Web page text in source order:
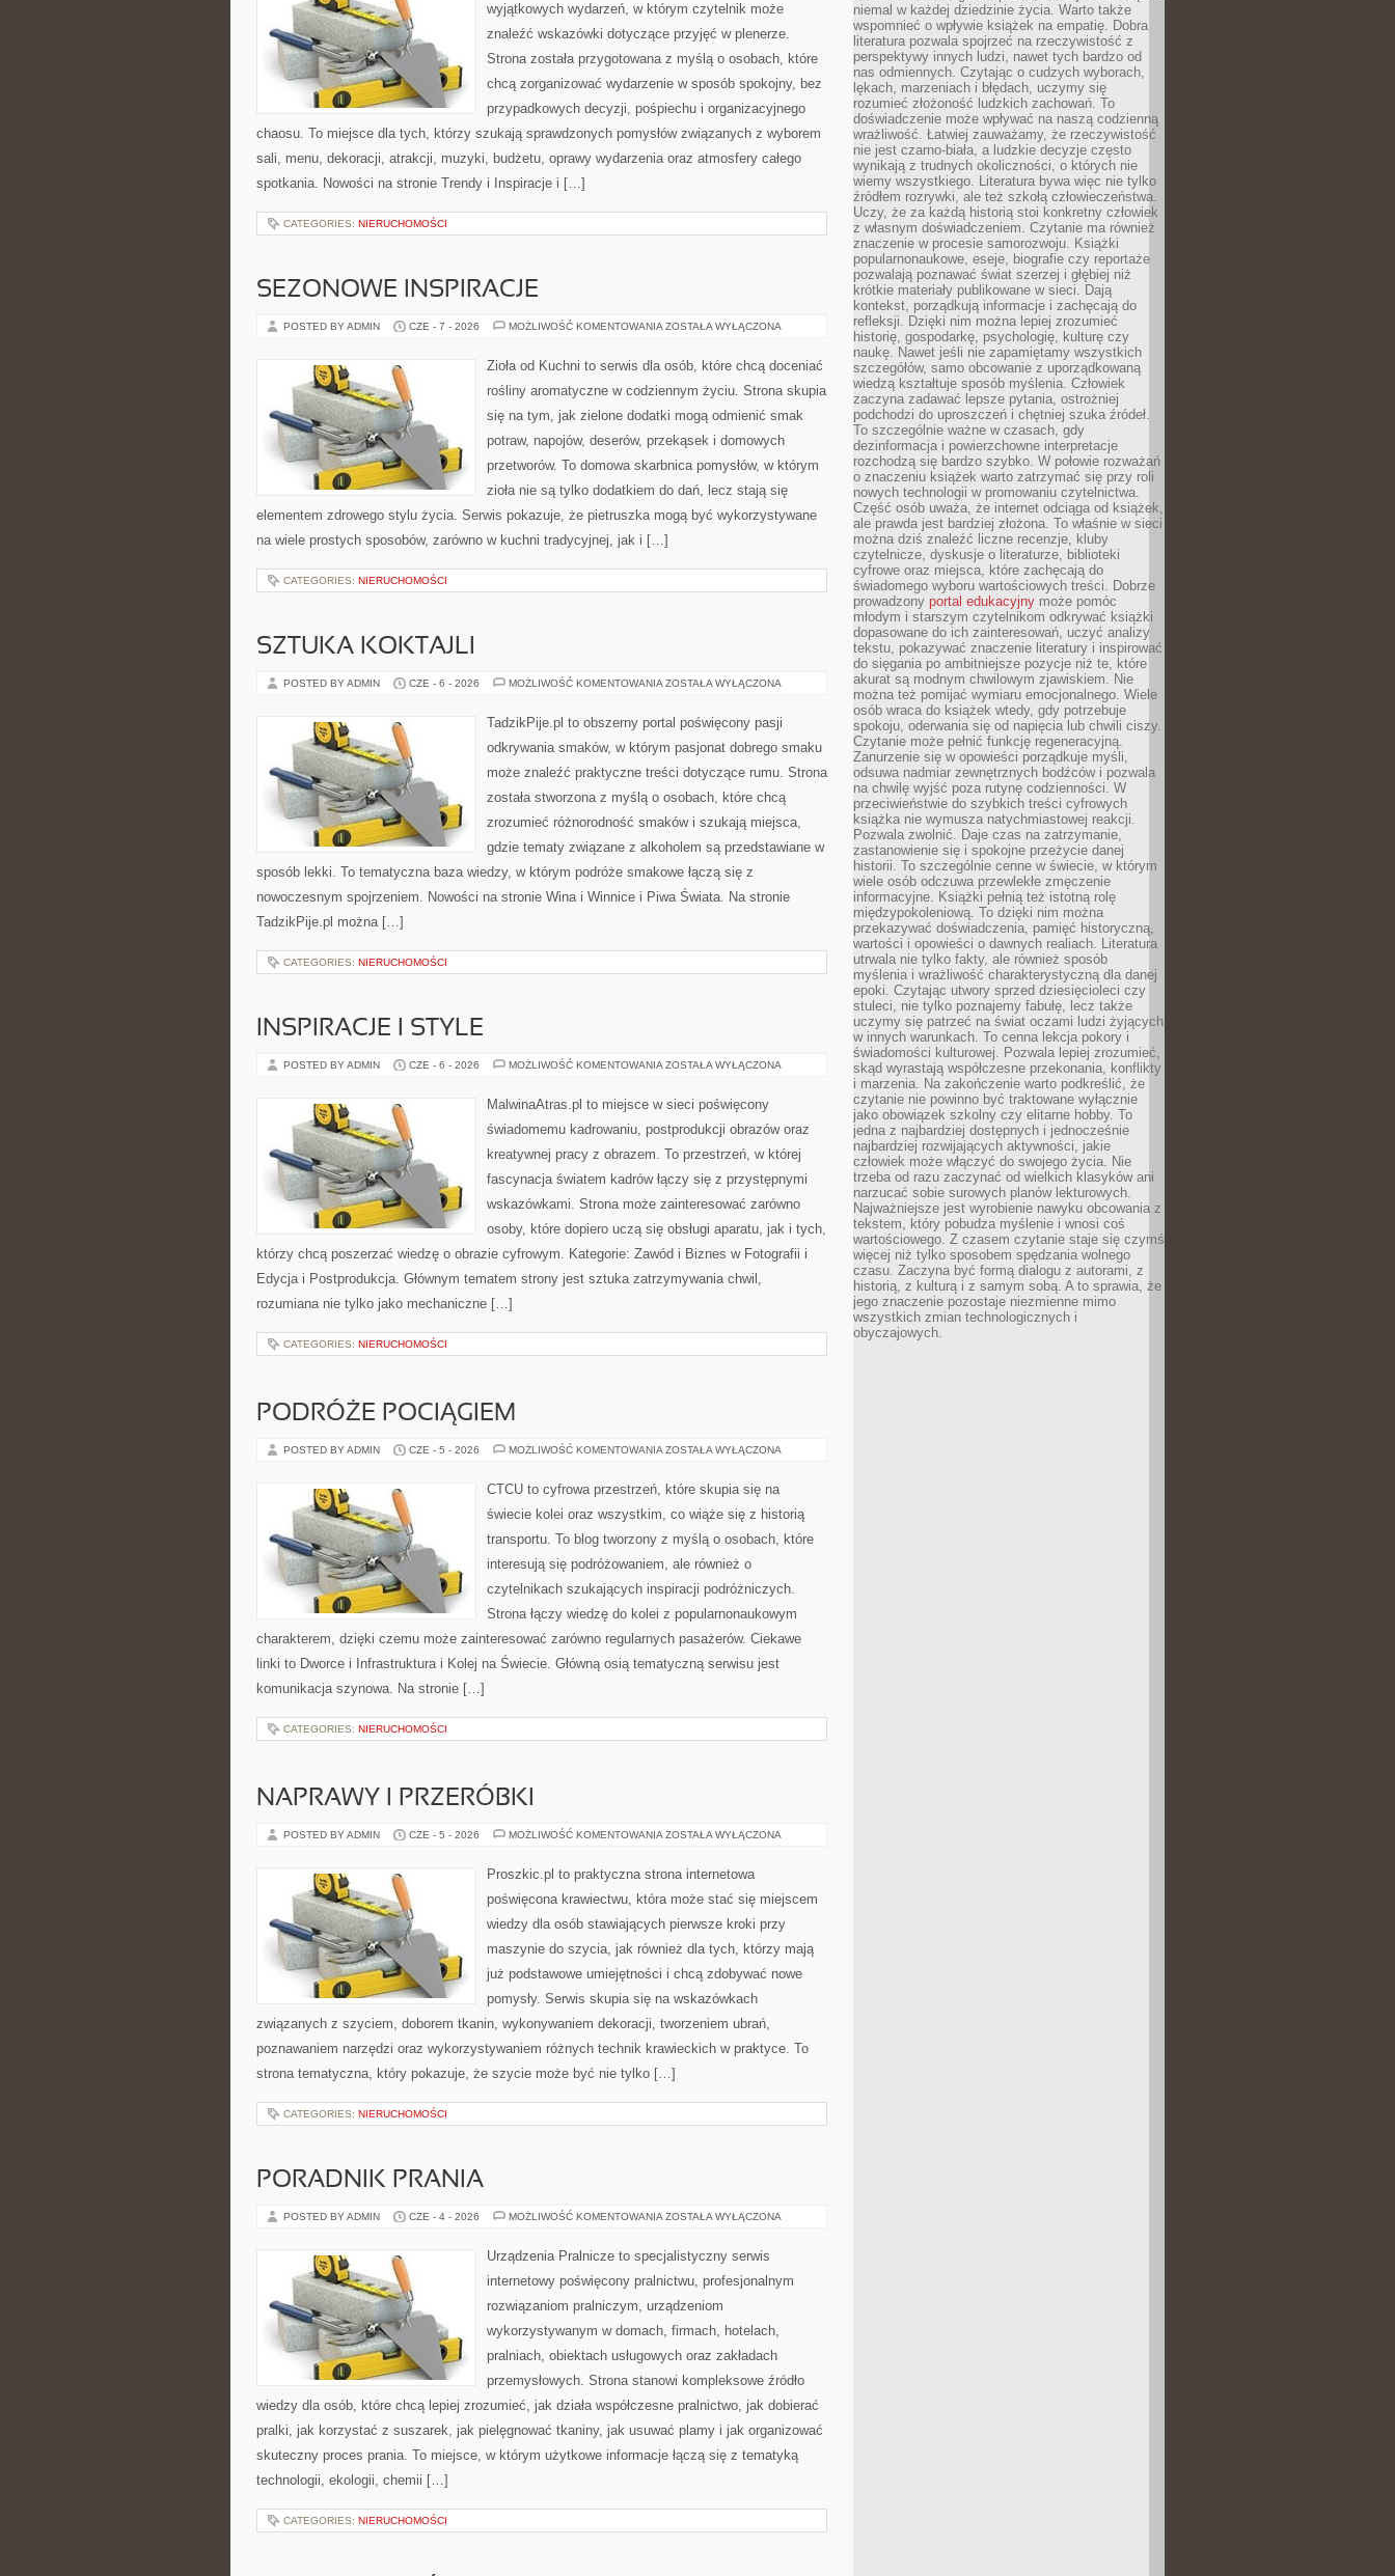
wyjątkowych wydarzeń, w którym czytelnik może
znaleźć wskazówki dotyczące przyjęć w plenerze.
Strona została przygotowana z myślą o osobach, które
chcą zorganizować wydarzenie w sposób spokojny, bez
przypadkowych decyzji, pośpiechu i organizacyjnego
chaosu. To miejsce dla tych, którzy szukają sprawdzonych pomysłów związanych z wyborem
sali, menu, dekoracji, atrakcji, muzyki, budżetu, oprawy wydarzenia oraz atmosfery całego
spotkania. Nowości na stronie Trendy i Inspiracje i […]
CATEGORIES: NIERUCHOMOŚCI
SEZONOWE INSPIRACJE
POSTED BY ADMIN CZE - 7 - 2026 MOŻLIWOŚĆ KOMENTOWANIA SEZONOWE
ZOSTAŁA WYŁĄCZONA
Zioła od Kuchni to serwis dla osób, które chcą doceniać
rośliny aromatyczne w codziennym życiu. Strona skupia
się na tym, jak zielone dodatki mogą odmienić smak
potraw, napojów, deserów, przekąsek i domowych
przetworów. To domowa skarbnica pomysłów, w którym
zioła nie są tylko dodatkiem do dań, lecz stają się
elementem zdrowego stylu życia. Serwis pokazuje, że pietruszka mogą być wykorzystywane
na wiele prostych sposobów, zarówno w kuchni tradycyjnej, jak i […]
CATEGORIES: NIERUCHOMOŚCI
SZTUKA KOKTAJLI
POSTED BY ADMIN CZE - 6 - 2026 MOŻLIWOŚĆ KOMENTOWANIA SZTUKA
ZOSTAŁA WYŁĄCZONA
TadzikPije.pl to obszerny portal poświęcony pasji
odkrywania smaków, w którym pasjonat dobrego smaku
może znaleźć praktyczne treści dotyczące rumu. Strona
została stworzona z myślą o osobach, które chcą
zrozumieć różnorodność smaków i szukają miejsca,
gdzie tematy związane z alkoholem są przedstawiane w
sposób lekki. To tematyczna baza wiedzy, w którym podróże smakowe łączą się z
nowoczesnym spojrzeniem. Nowości na stronie Wina i Winnice i Piwa Świata. Na stronie
TadzikPije.pl można […]
CATEGORIES: NIERUCHOMOŚCI
INSPIRACJE I STYLE
POSTED BY ADMIN CZE - 6 - 2026 MOŻLIWOŚĆ KOMENTOWANIA INSPIRACJE
ZOSTAŁA WYŁĄCZONA
MalwinaAtras.pl to miejsce w sieci poświęcony
świadomemu kadrowaniu, postprodukcji obrazów oraz
kreatywnej pracy z obrazem. To przestrzeń, w której
fascynacja światem kadrów łączy się z przystępnymi
wskazówkami. Strona może zainteresować zarówno
osoby, które dopiero uczą się obsługi aparatu, jak i tych,
którzy chcą poszerzać wiedzę o obrazie cyfrowym. Kategorie: Zawód i Biznes w Fotografii i
Edycja i Postprodukcja. Głównym tematem strony jest sztuka zatrzymywania chwil,
rozumiana nie tylko jako mechaniczne […]
CATEGORIES: NIERUCHOMOŚCI
PODRÓŻE POCIĄGIEM
POSTED BY ADMIN CZE - 5 - 2026 MOŻLIWOŚĆ KOMENTOWANIA PODRÓŻE
ZOSTAŁA WYŁĄCZONA
CTCU to cyfrowa przestrzeń, które skupia się na
świecie kolei oraz wszystkim, co wiąże się z historią
transportu. To blog tworzony z myślą o osobach, które
interesują się podróżowaniem, ale również o
czytelnikach szukających inspiracji podróżniczych.
Strona łączy wiedzę do kolei z popularnonaukowym
charakterem, dzięki czemu może zainteresować zarówno regularnych pasażerów. Ciekawe
linki to Dworce i Infrastruktura i Kolej na Świecie. Główną osią tematyczną serwisu jest
komunikacja szynowa. Na stronie […]
CATEGORIES: NIERUCHOMOŚCI
NAPRAWY I PRZERÓBKI
POSTED BY ADMIN CZE - 5 - 2026 MOŻLIWOŚĆ KOMENTOWANIA NAPRAWY
ZOSTAŁA WYŁĄCZONA
Proszkic.pl to praktyczna strona internetowa
poświęcona krawiectwu, która może stać się miejscem
wiedzy dla osób stawiających pierwsze kroki przy
maszynie do szycia, jak również dla tych, którzy mają
już podstawowe umiejętności i chcą zdobywać nowe
pomysły. Serwis skupia się na wskazówkach
związanych z szyciem, doborem tkanin, wykonywaniem dekoracji, tworzeniem ubrań,
poznawaniem narzędzi oraz wykorzystywaniem różnych technik krawieckich w praktyce. To
strona tematyczna, który pokazuje, że szycie może być nie tylko […]
CATEGORIES: NIERUCHOMOŚCI
PORADNIK PRANIA
POSTED BY ADMIN CZE - 4 - 2026 MOŻLIWOŚĆ KOMENTOWANIA PORADNIK
ZOSTAŁA WYŁĄCZONA
Urządzenia Pralnicze to specjalistyczny serwis
internetowy poświęcony pralnictwu, profesjonalnym
rozwiązaniom pralniczym, urządzeniom
wykorzystywanym w domach, firmach, hotelach,
pralniach, obiektach usługowych oraz zakładach
przemysłowych. Strona stanowi kompleksowe źródło
wiedzy dla osób, które chcą lepiej zrozumieć, jak działa współczesne pralnictwo, jak dobierać
pralki, jak korzystać z suszarek, jak pielęgnować tkaniny, jak usuwać plamy i jak organizować
skuteczny proces prania. To miejsce, w którym użytkowe informacje łączą się z tematyką
technologii, ekologii, chemii […]
CATEGORIES: NIERUCHOMOŚCI
niemal w każdej dziedzinie życia. Warto także
wspomnieć o wpływie książek na empatię. Dobra
literatura pozwala spojrzeć na rzeczywistość z
perspektywy innych ludzi, nawet tych bardzo od
nas odmiennych. Czytając o cudzych wyborach,
lękach, marzeniach i błędach, uczymy się
rozumieć złożoność ludzkich zachowań. To
doświadczenie może wpływać na naszą codzienną
wrażliwość. Łatwiej zauważamy, że rzeczywistość
nie jest czarno-biała, a ludzkie decyzje często
wynikają z trudnych okoliczności, o których nie
wiemy wszystkiego. Literatura bywa więc nie tylko
źródłem rozrywki, ale też szkołą człowieczeństwa.
Uczy, że za każdą historią stoi konkretny człowiek
z własnym doświadczeniem. Czytanie ma również
znaczenie w procesie samorozwoju. Książki
popularnonaukowe, eseje, biografie czy reportaże
pozwalają poznawać świat szerzej i głębiej niż
krótkie materiały publikowane w sieci. Dają
kontekst, porządkują informacje i zachęcają do
refleksji. Dzięki nim można lepiej zrozumieć
historię, gospodarkę, psychologię, kulturę czy
naukę. Nawet jeśli nie zapamiętamy wszystkich
szczegółów, samo obcowanie z uporządkowaną
wiedzą kształtuje sposób myślenia. Człowiek
zaczyna zadawać lepsze pytania, ostrożniej
podchodzi do uproszczeń i chętniej szuka źródeł.
To szczególnie ważne w czasach, gdy
dezinformacja i powierzchowne interpretacje
rozchodzą się bardzo szybko. W połowie rozważań
o znaczeniu książek warto zatrzymać się przy roli
nowych technologii w promowaniu czytelnictwa.
Część osób uważa, że internet odciąga od książek,
ale prawda jest bardziej złożona. To właśnie w sieci
można dziś znaleźć liczne recenzje, kluby
czytelnicze, dyskusje o literaturze, biblioteki
cyfrowe oraz miejsca, które zachęcają do
świadomego wyboru wartościowych treści. Dobrze
prowadzony portal edukacyjny może pomóc
młodym i starszym czytelnikom odkrywać książki
dopasowane do ich zainteresowań, uczyć analizy
tekstu, pokazywać znaczenie literatury i inspirować
do sięgania po ambitniejsze pozycje niż te, które
akurat są modnym chwilowym zjawiskiem. Nie
można też pomijać wymiaru emocjonalnego. Wiele
osób wraca do książek wtedy, gdy potrzebuje
spokoju, oderwania się od napięcia lub chwili ciszy.
Czytanie może pełnić funkcję regeneracyjną.
Zanurzenie się w opowieści porządkuje myśli,
odsuwa nadmiar zewnętrznych bodźców i pozwala
na chwilę wyjść poza rutynę codzienności. W
przeciwieństwie do szybkich treści cyfrowych
książka nie wymusza natychmiastowej reakcji.
Pozwala zwolnić. Daje czas na zatrzymanie,
zastanowienie się i spokojne przeżycie danej
historii. To szczególnie cenne w świecie, w którym
wiele osób odczuwa przewlekłe zmęczenie
informacyjne. Książki pełnią też istotną rolę
międzypokoleniową. To dzięki nim można
przekazywać doświadczenia, pamięć historyczną,
wartości i opowieści o dawnych realiach. Literatura
utrwala nie tylko fakty, ale również sposób
myślenia i wrażliwość charakterystyczną dla danej
epoki. Czytając utwory sprzed dziesięcioleci czy
stuleci, nie tylko poznajemy fabułę, lecz także
uczymy się patrzeć na świat oczami ludzi żyjących
w innych warunkach. To cenna lekcja pokory i
świadomości kulturowej. Pozwala lepiej zrozumieć,
skąd wyrastają współczesne przekonania, konflikty
i marzenia. Na zakończenie warto podkreślić, że
czytanie nie powinno być traktowane wyłącznie
jako obowiązek szkolny czy elitarne hobby. To
jedna z najbardziej dostępnych i jednocześnie
najbardziej rozwijających aktywności, jakie
człowiek może włączyć do swojego życia. Nie
trzeba od razu zaczynać od wielkich klasyków ani
narzucać sobie surowych planów lekturowych.
Najważniejsze jest wyrobienie nawyku obcowania z
tekstem, który pobudza myślenie i wnosi coś
wartościowego. Z czasem czytanie staje się czymś
więcej niż tylko sposobem spędzania wolnego
czasu. Zaczyna być formą dialogu z autorami, z
historią, z kulturą i z samym sobą. A to sprawia, że
jego znaczenie pozostaje niezmienne mimo
wszystkich zmian technologicznych i
obyczajowych.